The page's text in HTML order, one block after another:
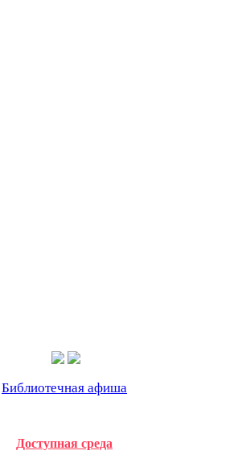
Библиотечная афиша
Доступная среда